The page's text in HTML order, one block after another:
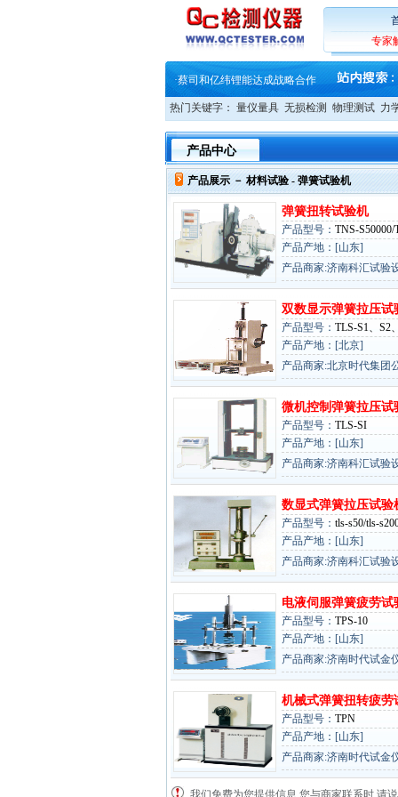
专家
蔡司软件 | 高效变形分析能
铸就AI服务器质量动脉 – 高
铸就AI服务器质量动脉 – 高
·ZEISS BOSELLO ADR 让内部缺
·蔡司和亿纬锂能达成战略合作
·大牌云集 买家升级 ——26
热门关键字： 量仪量具 无损检测 物理测试 力
产品中心
产品展示 － 材料试验- 弹簧试验机
弹簧扭转试验机
产品型号： TNS-S50000/
产品产地：[山东]
产品商家:济南科汇试验
双数显示弹簧拉压试
产品型号： TLS-S1、S2
产品产地：[北京]
产品商家:北京时代集团
微机控制弹簧拉压试
产品型号： TLS-SI
产品产地：[山东]
产品商家:济南科汇试验
数显式弹簧拉压试验
产品型号： tls-s50/tls-
产品产地：[山东]
产品商家:济南科汇试验
电液伺服弹簧疲劳试
产品型号： TPS-10
产品产地：[山东]
产品商家:济南时代试金
机械式弹簧扭转疲劳
产品型号： TPN
产品产地：[山东]
产品商家:济南时代试金
我们免费为您提供信息,您与商家联系时,请